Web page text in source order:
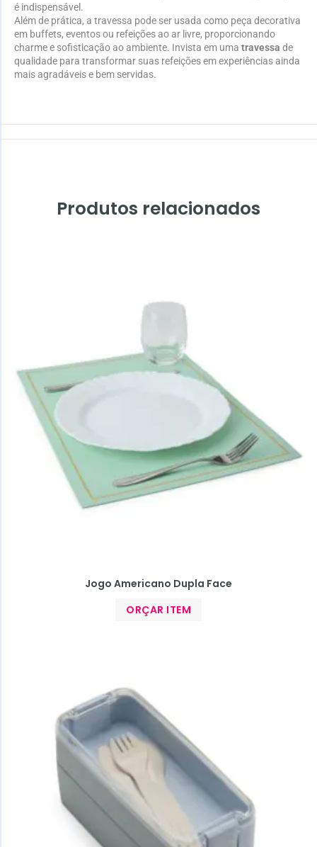
é indispensável.
Além de prática, a travessa pode ser usada como peça decorativa
em buffets, eventos ou refeições ao ar livre, proporcionando
charme e sofisticação ao ambiente. Invista em uma travessa de
qualidade para transformar suas refeições em experiências ainda
mais agradáveis e bem servidas.
Produtos relacionados
Jogo Americano Dupla Face
ORÇAR ITEM